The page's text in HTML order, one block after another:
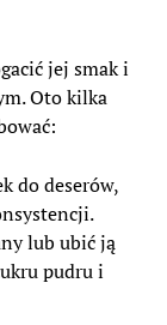
jej smak i
Oto kilka
do deserów,
lub ubić ją
pudru i